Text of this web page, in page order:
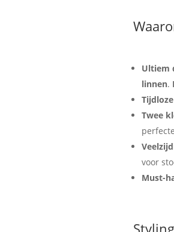
Ultiem
linnen.
Twee
voor
Must-